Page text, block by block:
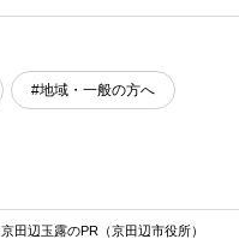
#地域・一般の方へ
京田辺玉露のPR（京田辺市役所）